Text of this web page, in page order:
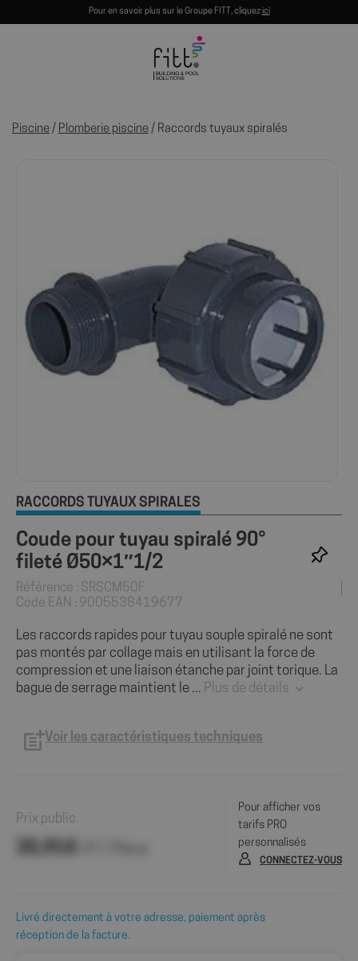
Pour en savoir plus sur le Groupe FITT, cliquezici
Piscine / Plomberie piscine / Raccords tuyaux spiralés
RACCORDS TUYAUX SPIRALÉS
Coude pour tuyau spiralé 90°
fileté Ø50×1″1/2
Référence : SRSCM50F
Code EAN : 9005538419677
Les raccords rapides pour tuyau souple spiralé ne sont
pas montés par collage mais en utilisant la force de
compression et une liaison étanche par joint torique. La
bague de serrage maintient le ... Plus de détails
Voir les caractéristiques techniques
Prix public
Pour afficher vos
tarifs PRO
personnalisés
CONNECTEZ-VOUS
Livré directement à votre adresse, paiement après
réception de la facture.